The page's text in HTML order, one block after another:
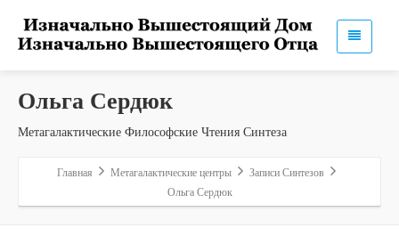
Ольга Сердюк
Метагалактические Философские Чтения Синтеза
Главная Метагалактические центры
Записи Синтезов
Ольга Сердюк